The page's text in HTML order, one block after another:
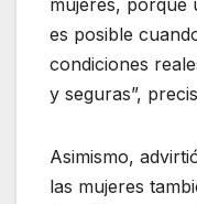
mujeres, porque
es posible
condiciones
y seguras”,
Asimismo,
las mujeres